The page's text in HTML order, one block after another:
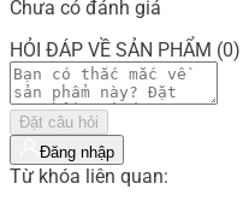
Chưa có đánh giá
HỎI ĐÁP VỀ SẢN PHẨM (0)
Đặt câu hỏi
Đăng nhập
Từ khóa liên quan: